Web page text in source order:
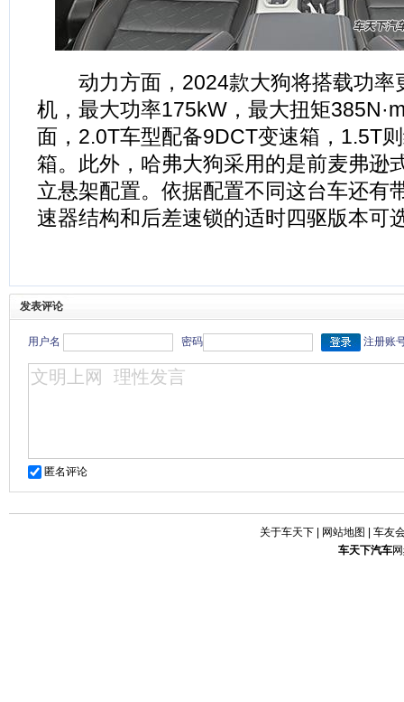
动力方面，2024款大狗将搭载功率
机，最大功率175kW，最大扭矩
面，2.0T车型配备9DCT变速箱，1.5T
箱。此外，哈弗大狗采用的是前麦弗逊
立悬架配置。依据配置不同这台车还有
速器结构和后差速锁的适时四驱版本可
发表评论
用户名 密码 注册账
匿名评论
关于车天下| 网站地图
车友
车天下汽车